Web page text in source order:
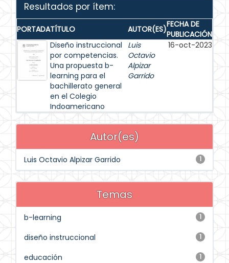
Resultados por ítem:
PORTADATÍTULO AUTOR(ES)FECHA DE
PUBLICACIÓN
Diseño instruccional
por competencias.
Una propuesta b-
learning para el
bachillerato general
en el Colegio
Indoamericano
Luis
Octavio
Alpizar
Garrido
16-oct-2023
Autor(es)
1
Luis Octavio Alpizar Garrido
Temas
1
b-learning
1
diseño instruccional
1
educación